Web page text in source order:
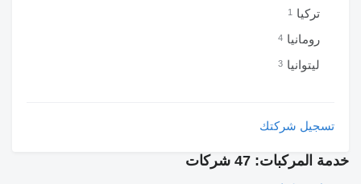
تركيا 1
رومانيا 4
ليتوانيا 3
تسجيل شركتك
خدمة المركبات: 47 شركات